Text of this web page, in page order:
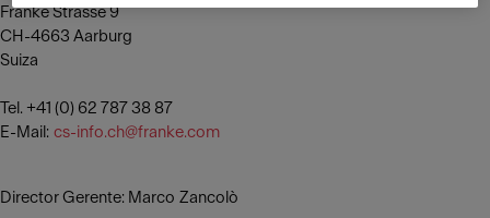
Franke Strasse 9
CH-4663 Aarburg
Suiza
Tel. +41 (0) 62 787 38 87
E-Mail: cs-info.ch@franke.com
Director Gerente: Marco Zancolò